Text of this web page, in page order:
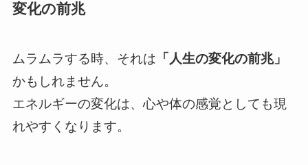
変化の前兆
ムラムラする時、それは 「人生の変化の前兆」
かもしれません。
エネルギーの変化は、心や体の感覚としても現
れやすくなります。